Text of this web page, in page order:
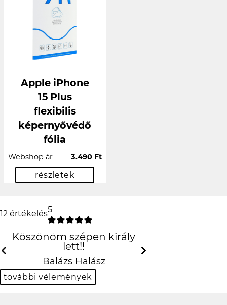
Apple iPhone
15 Plus
flexibilis
képernyővédő
fólia
Webshop ár 3.490 Ft
részletek
12 értékelés5
Köszönöm szépen király lett!!
Balázs Halász
Previous
további vélemények